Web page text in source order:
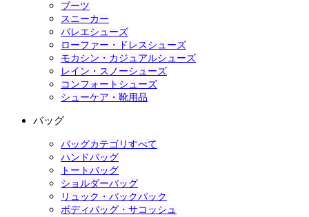
ブーツ
スニーカー
バレエシューズ
ローファー・ドレスシューズ
モカシン・カジュアルシューズ
レイン・スノーシューズ
コンフォートシューズ
シューケア・靴用品
バッグ
バッグカテゴリすべて
ハンドバッグ
トートバッグ
ショルダーバッグ
リュック・バックパック
ボディバッグ・サコッシュ